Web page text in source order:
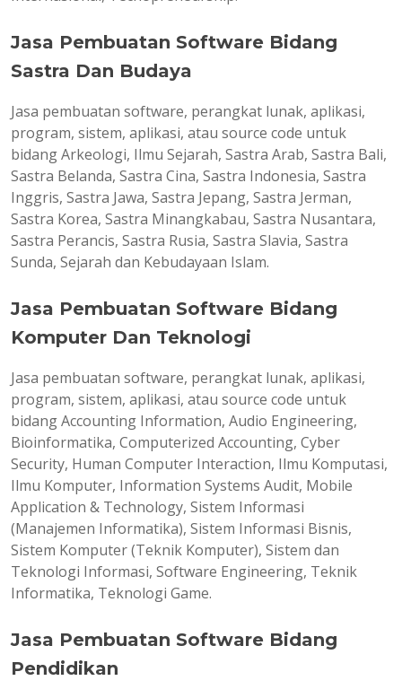
Jasa Pembuatan Software Bidang
Sastra Dan Budaya
Jasa pembuatan software, perangkat lunak, aplikasi,
program, sistem, aplikasi, atau source code untuk
bidang Arkeologi, Ilmu Sejarah, Sastra Arab, Sastra Bali,
Sastra Belanda, Sastra Cina, Sastra Indonesia, Sastra
Inggris, Sastra Jawa, Sastra Jepang, Sastra Jerman,
Sastra Korea, Sastra Minangkabau, Sastra Nusantara,
Sastra Perancis, Sastra Rusia, Sastra Slavia, Sastra
Sunda, Sejarah dan Kebudayaan Islam.
Jasa Pembuatan Software Bidang
Komputer Dan Teknologi
Jasa pembuatan software, perangkat lunak, aplikasi,
program, sistem, aplikasi, atau source code untuk
bidang Accounting Information, Audio Engineering,
Bioinformatika, Computerized Accounting, Cyber
Security, Human Computer Interaction, Ilmu Komputasi,
Ilmu Komputer, Information Systems Audit, Mobile
Application & Technology, Sistem Informasi
(Manajemen Informatika), Sistem Informasi Bisnis,
Sistem Komputer (Teknik Komputer), Sistem dan
Teknologi Informasi, Software Engineering, Teknik
Informatika, Teknologi Game.
Jasa Pembuatan Software Bidang
Pendidikan